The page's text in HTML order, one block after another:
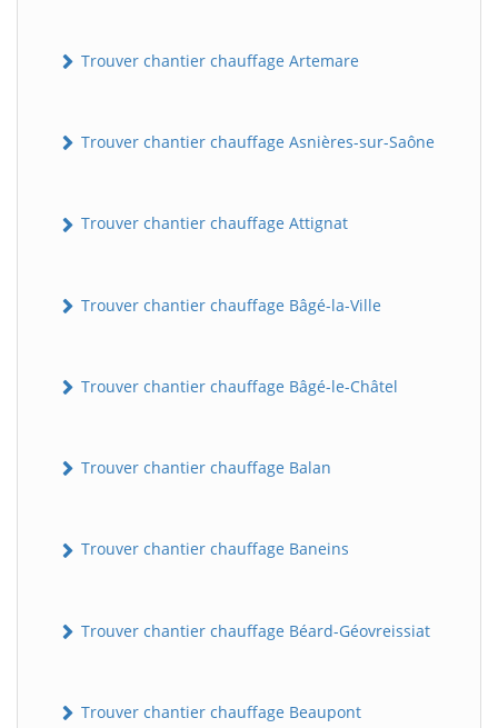
Trouver chantier chauffage Artemare
Trouver chantier chauffage Asnières-sur-Saône
Trouver chantier chauffage Attignat
Trouver chantier chauffage Bâgé-la-Ville
Trouver chantier chauffage Bâgé-le-Châtel
Trouver chantier chauffage Balan
Trouver chantier chauffage Baneins
Trouver chantier chauffage Béard-Géovreissiat
Trouver chantier chauffage Beaupont